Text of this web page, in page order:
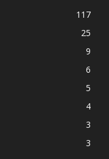
117
25
9
6
5
4
3
3